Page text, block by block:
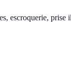
escroquerie, prise